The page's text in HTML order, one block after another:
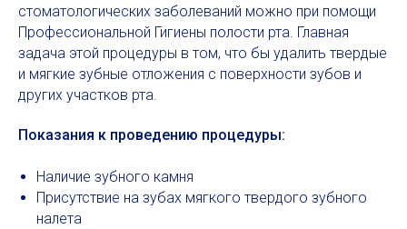
стоматологических заболеваний можно при помощи
Профессиональной Гигиены полости рта. Главная
задача этой процедуры в том, что бы удалить твердые
и мягкие зубные отложения с поверхности зубов и
других участков рта.
Показания к проведению процедуры:
Наличие зубного камня
Присутствие на зубах мягкого твердого зубного
налета